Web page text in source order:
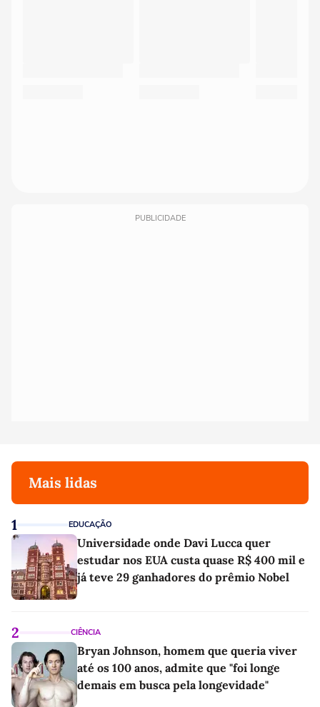
PUBLICIDADE
Mais lidas
1 EDUCAÇÃO
Universidade onde Davi Lucca quer
estudar nos EUA custa quase R$ 400 mil e
já teve 29 ganhadores do prêmio Nobel
2 CIÊNCIA
Bryan Johnson, homem que queria viver
até os 100 anos, admite que "foi longe
demais em busca pela longevidade"